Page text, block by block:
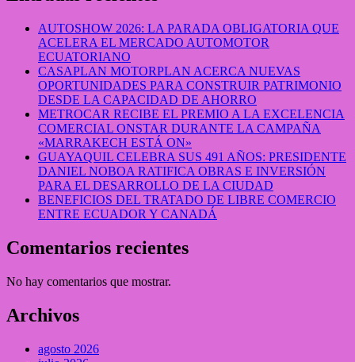
AUTOSHOW 2026: LA PARADA OBLIGATORIA QUE
ACELERA EL MERCADO AUTOMOTOR
ECUATORIANO
CASAPLAN MOTORPLAN ACERCA NUEVAS
OPORTUNIDADES PARA CONSTRUIR PATRIMONIO
DESDE LA CAPACIDAD DE AHORRO
METROCAR RECIBE EL PREMIO A LA EXCELENCIA
COMERCIAL ONSTAR DURANTE LA CAMPAÑA
«MARRAKECH ESTÁ ON»
GUAYAQUIL CELEBRA SUS 491 AÑOS: PRESIDENTE
DANIEL NOBOA RATIFICA OBRAS E INVERSIÓN
PARA EL DESARROLLO DE LA CIUDAD
BENEFICIOS DEL TRATADO DE LIBRE COMERCIO
ENTRE ECUADOR Y CANADÁ
Comentarios recientes
No hay comentarios que mostrar.
Archivos
agosto 2026